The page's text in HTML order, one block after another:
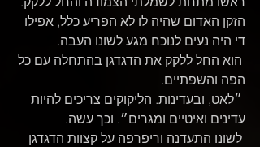
הזקן האדום שהיה לו לא הפריע כלל, אפילו
די היה נעים לנוכח מגע לשונו העבה.
הוא החל ללקק את הדגדגן בהתחלה עם כל
הפה והשפתיים.
״לאט, ובעדינות. הליקוקים צריכים להיות
עדינים ואיטיים ומגרים״. וכך עשה.
לשונו התעדנה וריפרפה על קצוות הדגדגן